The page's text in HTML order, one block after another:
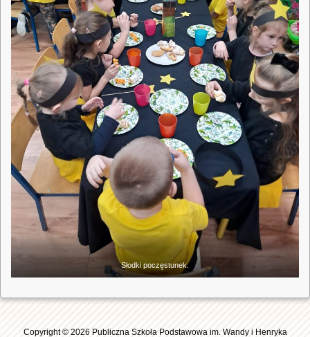
Słodki poczęstunek.
Copyright © 2026 Publiczna Szkoła Podstawowa im. Wandy i Henryka